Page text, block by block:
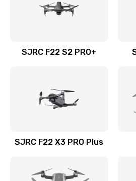
SJRC F22 S2 PRO+
SJRC F22 X3 PRO Plus